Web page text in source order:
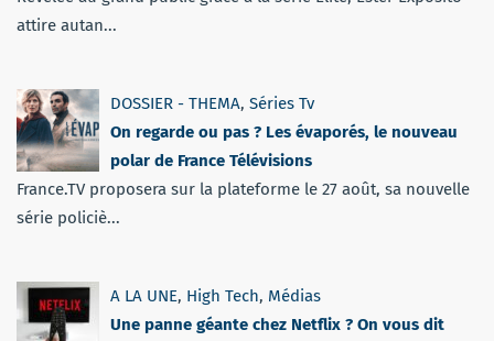
attire autan...
DOSSIER - THEMA, Séries Tv
On regarde ou pas ? Les évaporés, le nouveau
polar de France Télévisions
France.TV proposera sur la plateforme le 27 août, sa nouvelle
série policiè...
A LA UNE, High Tech, Médias
Une panne géante chez Netflix ? On vous dit